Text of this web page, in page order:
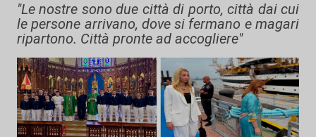
"Le nostre sono due città di porto, città dai cui
le persone arrivano, dove si fermano e magari
ripartono. Città pronte ad accogliere"